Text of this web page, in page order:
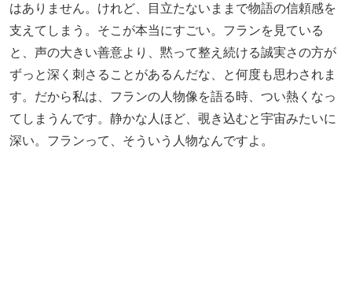
はありません。けれど、目立たないままで物語の信頼感を
支えてしまう。そこが本当にすごい。フランを見ている
と、声の大きい善意より、黙って整え続ける誠実さの方が
ずっと深く刺さることがあるんだな、と何度も思わされま
す。だから私は、フランの人物像を語る時、つい熱くなっ
てしまうんです。静かな人ほど、覗き込むと宇宙みたいに
深い。フランって、そういう人物なんですよ。